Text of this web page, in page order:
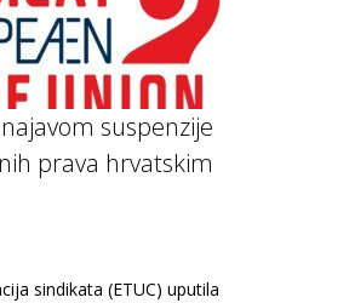
suspenzije
prava hrvatskim
sindikata (ETUC) uputila